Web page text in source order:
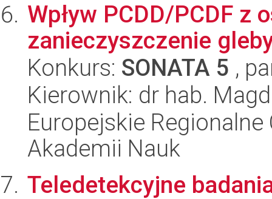
Wpływ PCDD/PCDF z
zanieczyszczenie
Konkurs: SONATA 5 ,
Kierownik: dr hab.
Europejskie
Akademii Nauk
Teledetekcyjne